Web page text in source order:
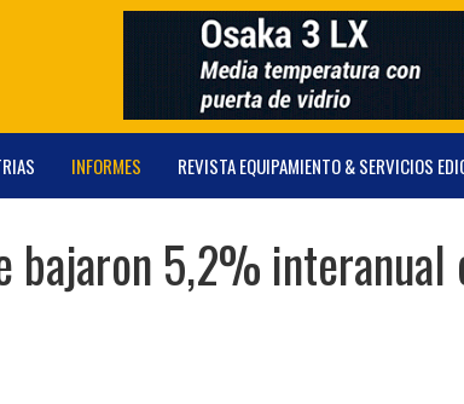
INFORMES REVISTA EQUIPAMIENTO & SERVICIOS
bajaron 5,2% interanual